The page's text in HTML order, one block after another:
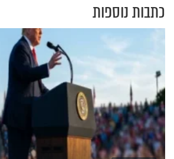
כתבות נוספות